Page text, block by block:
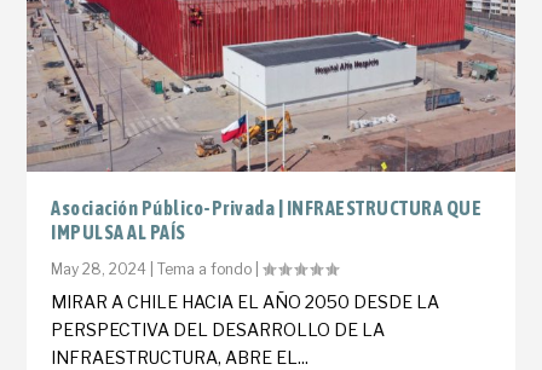
Asociación Público-Privada | INFRAESTRUCTURA QUE
IMPULSA AL PAÍS
May 28, 2024 |Tema a fondo |
MIRAR A CHILE HACIA EL AÑO 2050 DESDE LA
PERSPECTIVA DEL DESARROLLO DE LA
INFRAESTRUCTURA, ABRE EL...